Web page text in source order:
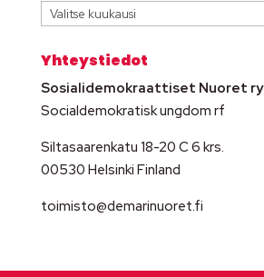
Arkisto
Yhteystiedot
Sosialidemokraattiset Nuoret ry
Socialdemokratisk ungdom rf
Siltasaarenkatu 18-20 C 6 krs.
00530 Helsinki Finland
toimisto@demarinuoret.fi